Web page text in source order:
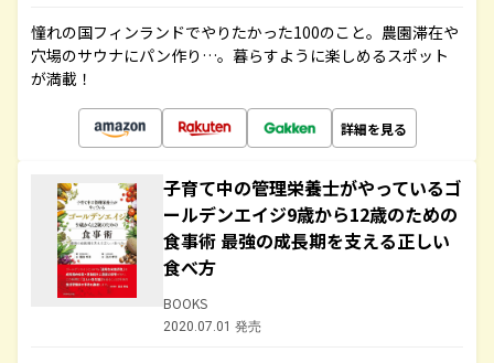
憧れの国フィンランドでやりたかった100のこと。農園滞在や
穴場のサウナにパン作り…。暮らすように楽しめるスポット
が満載！
詳細を見る
子育て中の管理栄養士がやっているゴ
ールデンエイジ9歳から12歳のための
食事術 最強の成長期を支える正しい
食べ方
BOOKS
2020.07.01 発売